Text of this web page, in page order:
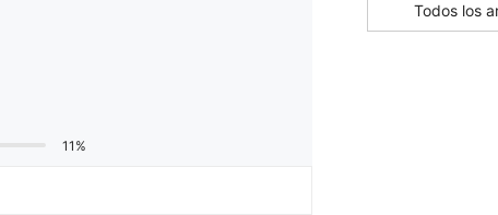
11%
4,84
Todos los